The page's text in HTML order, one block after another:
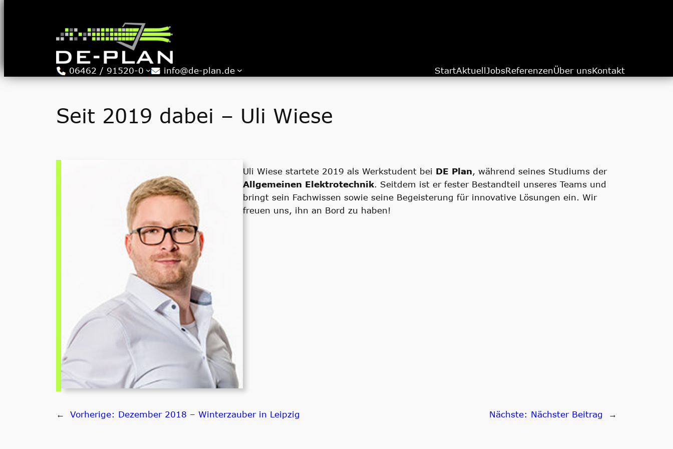
06462 / 91520-0 info@de-plan.de StartAktuellJobsReferenzenÜber unsKontakt
Seit 2019 dabei – Uli Wiese
Uli Wiese startete 2019 als Werkstudent bei DE Plan, während seines Studiums der
Allgemeinen Elektrotechnik. Seitdem ist er fester Bestandteil unseres Teams und
bringt sein Fachwissen sowie seine Begeisterung für innovative Lösungen ein. Wir
freuen uns, ihn an Bord zu haben!
← Vorherige: Dezember 2018 – Winterzauber in Leipzig Nächste: Nächster Beitrag →